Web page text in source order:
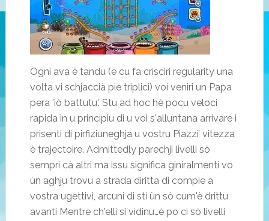
Ogni avà è tandu (e cu fa crìsciri regularity una
volta vi schjaccià pie triplici) voi veniri un Papa
pera 'iò battutu'. Stu ad hoc hè pocu veloci
rapida in u principiu di u voi s'alluntana arrivare i
prisenti di pirfiziuneghja u vostru Piazzi’ vitezza
è trajectoire. Admittedly parechji livelli sò
sempri cà altri ma issu significa giniralmenti vo
ùn aghju trovu a strada diritta di compie a
vostra ugettivi, arcuni di sti ùn sò cum'è drittu
avanti Mentre ch'elli si vìdinu…è po ci sò livelli